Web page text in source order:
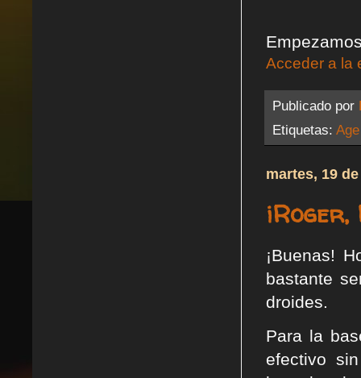
Acceder a la
Publicado por
Etiquetas:
martes, 19
¡Buenas!
bastante
droides.
Para la
efectivo